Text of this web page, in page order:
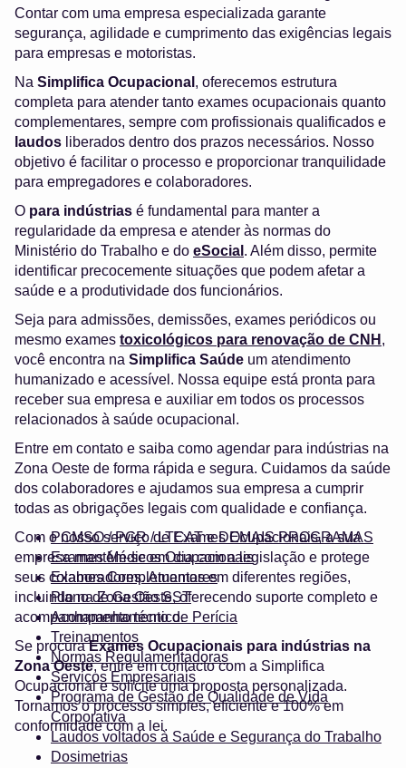
Contar com uma empresa especializada garante
segurança, agilidade e cumprimento das exigências legais
para empresas e motoristas.
Na Simplifica Ocupacional , oferecemos estrutura
completa para atender tanto exames ocupacionais quanto
complementares, sempre com profissionais qualificados e
laudos liberados dentro dos prazos necessários. Nosso
objetivo é facilitar o processo e proporcionar tranquilidade
para empregadores e colaboradores.
O para indústrias é fundamental para manter a
regularidade da empresa e atender às normas do
Ministério do Trabalho e do eSocial . Além disso, permite
identificar precocemente situações que podem afetar a
saúde e a produtividade dos funcionários.
Seja para admissões, demissões, exames periódicos ou
mesmo exames toxicológicos para renovação de CNH ,
você encontra na Simplifica Saúde um atendimento
humanizado e acessível. Nossa equipe está pronta para
receber sua empresa e auxiliar em todos os processos
relacionados à saúde ocupacional.
Entre em contato e saiba como agendar para indústrias na
Zona Oeste de forma rápida e segura. Cuidamos da saúde
dos colaboradores e ajudamos sua empresa a cumprir
todas as obrigações legais com qualidade e confiança.
PCMSO / PGR / LTCAT e DEMAIS PROGRAMAS
Exames Médicos Ocupacionais
Exames Complementares
Plano de Gestão SST
Acompanhamento de Perícia
Treinamentos
Normas Regulamentadoras
Serviços Empresariais
Programa de Gestão de Qualidade de Vida
Corporativa
Laudos voltados à Saúde e Segurança do Trabalho
Dosimetrias
Com o nosso serviço de Exames Ocupacionais, a sua
empresa mantém-se em dia com a legislação e protege
seus colaboradores. Atuamos em diferentes regiões,
incluindo na Zona Oeste, oferecendo suporte completo e
acompanhamento técnico.
Se procuraExames Ocupacionais para indústrias na
Zona Oeste, entre em contacto com a Simplifica
Ocupacional e solicite uma proposta personalizada.
Tornamos o processo simples, eficiente e 100% em
conformidade com a lei.